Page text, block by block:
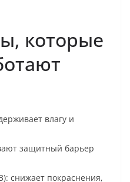
которые
влагу и
защитный барьер
снижает покраснения,